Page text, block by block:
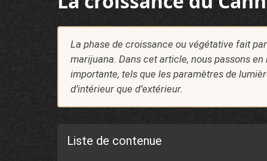
La phase de croissance ou végétative fait
marijuana. Dans cet article, nous passons
importante, tels que les paramètres de
d’intérieur que d’extérieur.
Liste de contenue